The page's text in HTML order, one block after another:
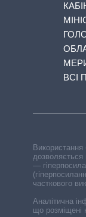
ВСІ
Використання
дозволяється
—
часткового
Аналітична
що розміщені